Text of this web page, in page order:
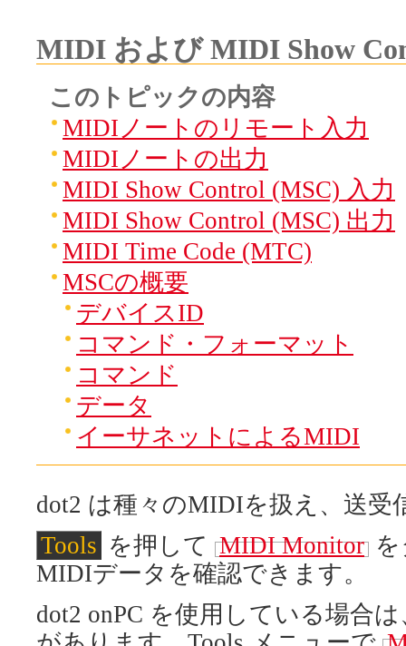
MIDI および MIDI Show
このトピックの内容
MIDIノートのリモート入力
MIDIノートの出力
MIDI Show Control (MSC) 入力
MIDI Show Control (MSC) 出力
MIDI Time Code (MTC)
MSCの概要
デバイスID
コマンド・フォーマット
コマンド
データ
イーサネットによるMIDI
dot2 は種々のMIDIを扱え、送受
Tools を押して MIDI Monitor
MIDIデータを確認できます。
dot2 onPC を使用している場合